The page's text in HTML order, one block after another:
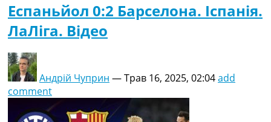
Еспаньйол 0:2 Барселона. Іспанія.
ЛаЛіга. Відео
Андрій Чуприн —Трав 16, 2025, 02:04add
comment